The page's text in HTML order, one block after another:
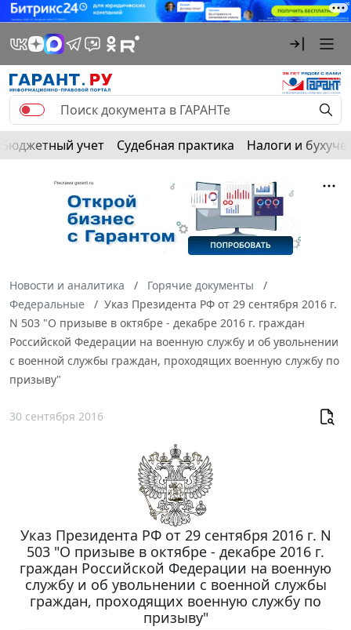
Бюджетный учет Судебная практика Налоги и
Новости и аналитика
Горячие документы
Федеральные
Указ Президента РФ от 29 сентября 2016 г.
N 503 "О призыве в октябре - декабре 2016 г. граждан
Российской Федерации на военную службу и об увольнении
с военной службы граждан, проходящих военную службу по
призыву"
30 сентября 2016
Указ Президента РФ от 29 сентября 2016 г. N
503 "О призыве в октябре - декабре 2016 г.
граждан Российской Федерации на военную
службу и об увольнении с военной службы
граждан, проходящих военную службу по
призыву"